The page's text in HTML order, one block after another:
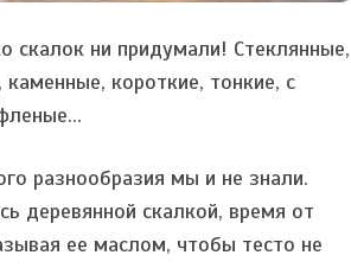
скалок ни придумали! Стеклянные,
каменные, короткие, тонкие, с
разнообразия мы и не знали.
деревянной скалкой, время от
ее маслом, чтобы тесто не